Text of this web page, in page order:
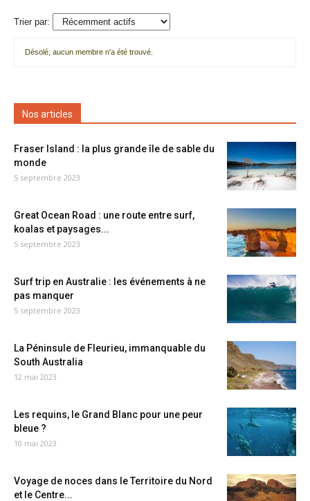
Trier par:
amis
Désolé, aucun membre n'a été trouvé.
Nos articles
Fraser Island : la plus grande île de sable du
monde
5 septembre 2023
Great Ocean Road : une route entre surf,
koalas et paysages...
5 septembre 2023
Surf trip en Australie : les événements à ne
pas manquer
5 septembre 2023
La Péninsule de Fleurieu, immanquable du
South Australia
12 mai 2023
Les requins, le Grand Blanc pour une peur
bleue ?
10 mai 2023
Voyage de noces dans le Territoire du Nord
et le Centre...